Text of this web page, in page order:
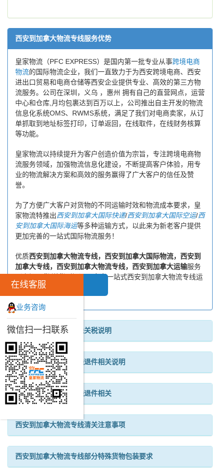
西安到加拿大物流专线服务优势
皇家物流（PFC EXPRESS）是国内第一批专业从事跨境电商
物流的国际物流企业，我们一直致力于为西安跨境电商、西安
进出口贸易和电商仓储等西安企业提供专业、高效的第三方物
流服务。公司在深圳，义乌 ，惠州 拥有自己的直营网点，运营
中心和仓库,月均包裹达到百万以上，公司推出自主开发的物流
信息化系统OMS、RWMS系统，满足了我们对电商卖家，从订
单抓取到地址标签打印，订单返回，在线取件，在线财务核算
等功能。
皇家物流以持续提升为客户创造价值为宗旨，专注跨境电商物
流服务领域，加强物流信息化建设，不断提高客户体验，用专
业的物流解决方案和高效的服务赢得了广大客户的信任及赞
誉。
为了方便广大客户对货物的不同运输时效和物流成本要求，皇
家物流特推出西安到加拿大国际快递/西安到加拿大国际空运/西
安到加拿大国际海运等多种运输方式，以此来为新老客户提供
更加完善的一站式国际物流服务！
优质西安到加拿大物流专线，西安到加拿大国际物流，西安到
加拿大专线，西安到加拿大物流专线，西安到加拿大运输服务
（上门取货 送货到门）。皇家一站式西安到加拿大物流专线运
输方案...
西安到加拿大物流专线关税说明
西安到加拿大物流专线退件相关说明
西安到加拿大物流专线退件相关
西安到加拿大物流专线清关注意事项
西安到加拿大物流专线部分特殊货物包装要求
在线客服
业务咨询
微信扫一扫联系